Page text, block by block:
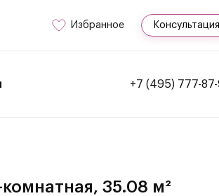
Избранное Консультация
+7 (495) 777-
комнатная, 35.08 м²